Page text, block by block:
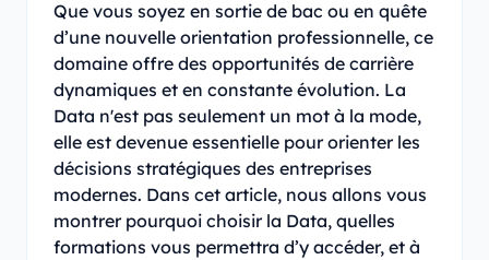
Que vous soyez en sortie de bac ou en quête
d’une nouvelle orientation professionnelle, ce
domaine offre des opportunités de carrière
dynamiques et en constante évolution. La
Data n'est pas seulement un mot à la mode,
elle est devenue essentielle pour orienter les
décisions stratégiques des entreprises
modernes. Dans cet article, nous allons vous
montrer pourquoi choisir la Data, quelles
formations vous permettra d’y accéder, et à